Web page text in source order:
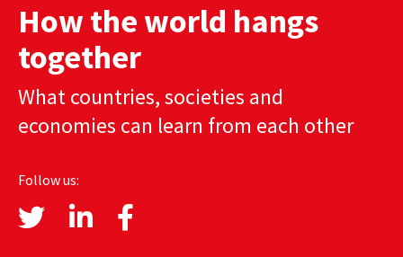
How the world hangs
together
What countries, societies and
economies can learn from each other
Follow us: